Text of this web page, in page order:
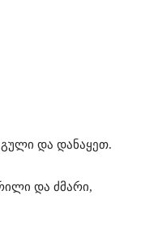
გული და დანაყეთ.
და ძმარი,